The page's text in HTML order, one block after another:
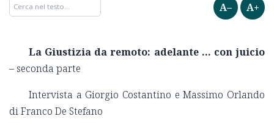
A– A+
La Giustizia da remoto: adelante ... con juicio
– seconda parte
Intervista a Giorgio Costantino e Massimo Orlando
di Franco De Stefano